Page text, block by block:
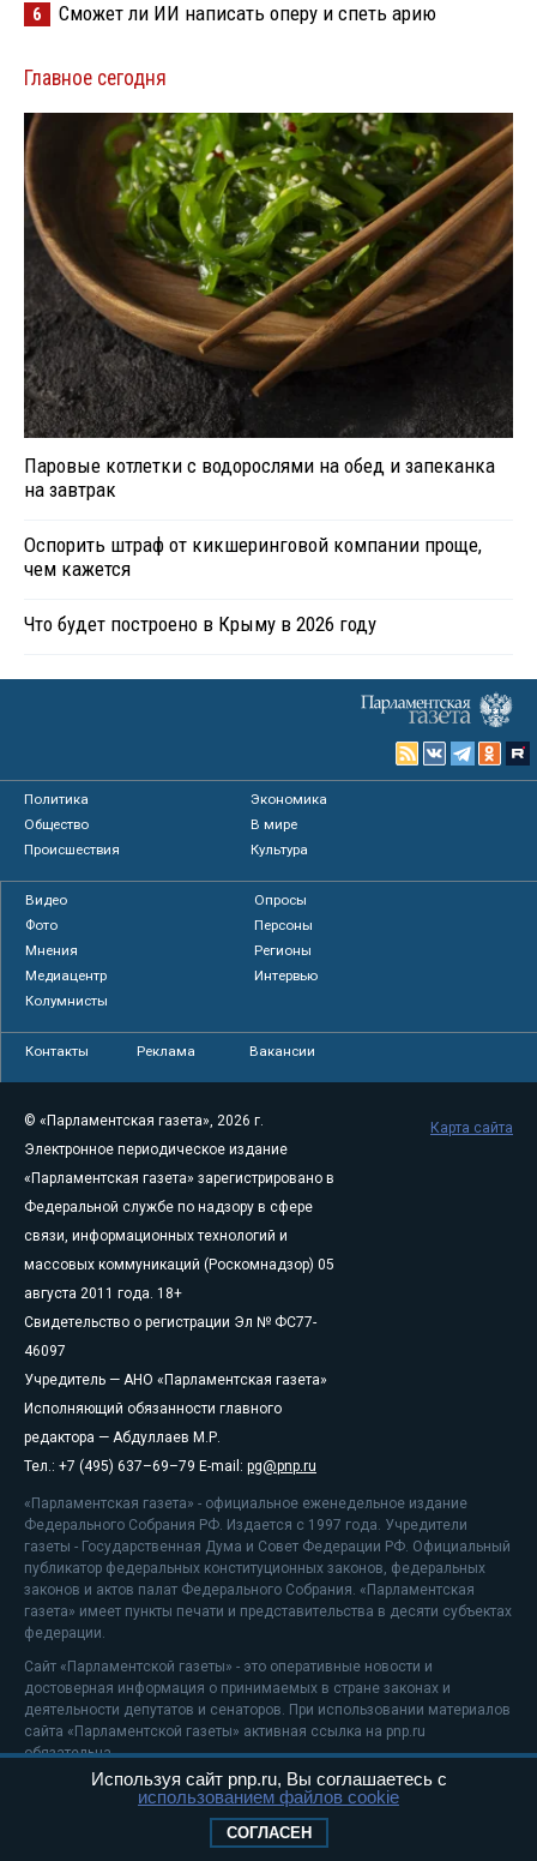
6 Сможет ли ИИ написать оперу и спеть арию
Главное сегодня
Паровые котлетки с водорослями на обед и запеканка
на завтрак
Оспорить штраф от кикшеринговой компании проще,
чем кажется
Что будет построено в Крыму в 2026 году
Политика
Экономика
Общество
В мире
Происшествия
Культура
Видео
Опросы
Фото
Персоны
Мнения
Регионы
Медиацентр
Интервью
Колумнисты
Контакты Реклама Вакансии
© «Парламентская газета», 2026 г.
Электронное периодическое издание
«Парламентская газета» зарегистрировано в
Федеральной службе по надзору в сфере
связи, информационных технологий и
массовых коммуникаций (Роскомнадзор) 05
августа 2011 года. 18+
Свидетельство о регистрации Эл № ФС77-
46097
Учредитель — АНО «Парламентская газета»
Исполняющий обязанности главного
редактора — Абдуллаев М.Р.
Тел.: +7 (495) 637–69–79 E-mail: pg@pnp.ru
«Парламентская газета» - официальное еженедельное издание
Федерального Собрания РФ. Издается с 1997 года. Учредители
газеты - Государственная Дума и Совет Федерации РФ. Официальный
публикатор федеральных конституционных законов, федеральных
законов и актов палат Федерального Собрания. «Парламентская
газета» имеет пункты печати и представительства в десяти субъектах
федерации.
Сайт «Парламентской газеты» - это оперативные новости и
достоверная информация о принимаемых в стране законах и
деятельности депутатов и сенаторов. При использовании материалов
сайта «Парламентской газеты» активная ссылка на pnp.ru
обязательна.
На информационном ресурсе применяютсярекомендательные
Положение о защите персональных данных
Карта сайта
Используя сайт pnp.ru, Вы соглашаетесь с
использованием файлов cookie
СОГЛАСЕН